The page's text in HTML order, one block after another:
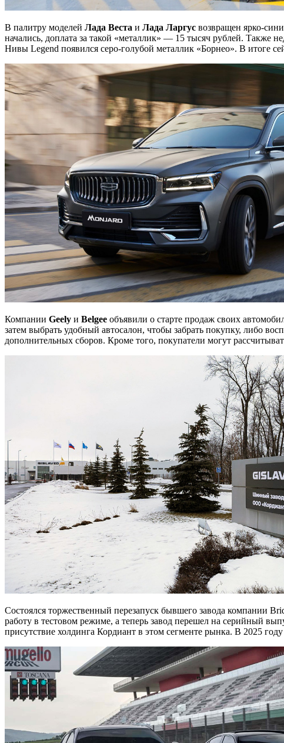
В палитру моделей Лада Веста и Лада Ларгус возвращен ярко-
начались, доплата за такой «металлик» — 15 тысяч рублей.
Нивы Legend появился серо-голубой металлик «Борнео». В итоге
Компании Geely и Belgee объявили о старте продаж своих
затем выбрать удобный автосалон, чтобы забрать покупку, либо
дополнительных сборов. Кроме того, покупатели могут
Состоялся торжественный перезапуск бывшего завода компании
работу в тестовом режиме, а теперь завод перешел на серийный
присутствие холдинга Кордиант в этом сегменте рынка. В 2025